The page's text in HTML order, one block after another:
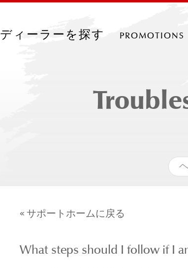
ディーラーを探す promotions
« サポートホームに戻る
What steps should I follow if I